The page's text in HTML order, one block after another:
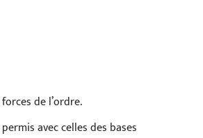
de l’ordre.
avec celles des bases